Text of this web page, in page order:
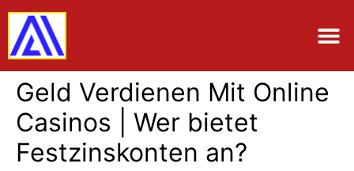
Geld Verdienen Mit Online
Casinos | Wer bietet
Festzinskonten an?